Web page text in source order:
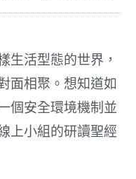
生活型態的世界，
面相聚。想知道如
個安全環境機制並
上小組的研讀聖經